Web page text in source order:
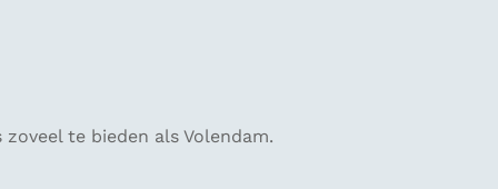
te bieden als Volendam.